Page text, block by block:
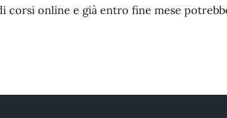
corsi online e già entro fine mese